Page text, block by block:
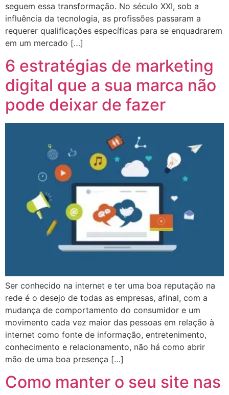
seguem essa transformação. No século XXI, sob a
influência da tecnologia, as profissões passaram a
requerer qualificações específicas para se enquadrarem
em um mercado […]
6 estratégias de marketing
digital que a sua marca não
pode deixar de fazer
Ser conhecido na internet e ter uma boa reputação na
rede é o desejo de todas as empresas, afinal, com a
mudança de comportamento do consumidor e um
movimento cada vez maior das pessoas em relação à
internet como fonte de informação, entretenimento,
conhecimento e relacionamento, não há como abrir
mão de uma boa presença […]
Como manter o seu site nas